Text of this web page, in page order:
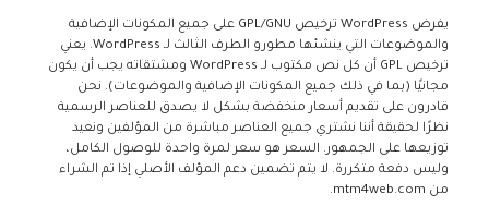
يفرض WordPress ترخيص GPL/GNU على جميع المكونات الإضافية
والموضوعات التي ينشئها مطورو الطرف الثالث لـ WordPress. يعني
ترخيص GPL أن كل نص مكتوب لـ WordPress ومشتقاته يجب أن يكون
مجانيًا (بما في ذلك جميع المكونات الإضافية والموضوعات). نحن
قادرون على تقديم أسعار منخفضة بشكل لا يصدق للعناصر الرسمية
نظرًا لحقيقة أننا نشتري جميع العناصر مباشرة من المؤلفين ونعيد
توزيعها على الجمهور. السعر هو سعر لمرة واحدة للوصول الكامل،
وليس دفعة متكررة. لا يتم تضمين دعم المؤلف الأصلي إذا تم الشراء
من mtm4web.com.